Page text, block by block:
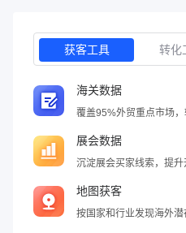
获客工具 转化
海关数据
覆盖95%外贸重点市场，
展会数据
沉淀展会买家线索，提升
地图获客
按国家和行业发现海外潜